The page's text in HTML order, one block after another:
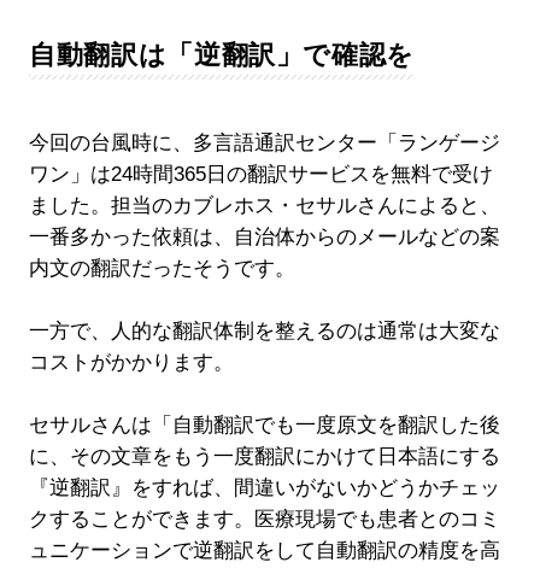
自動翻訳は「逆翻訳」で確認を
今回の台風時に、多言語通訳センター「ランゲージ
ワン」は24時間365日の翻訳サービスを無料で受け
ました。担当のカブレホス・セサルさんによると、
一番多かった依頼は、自治体からのメールなどの案
内文の翻訳だったそうです。
一方で、人的な翻訳体制を整えるのは通常は大変な
コストがかかります。
セサルさんは「自動翻訳でも一度原文を翻訳した後
に、その文章をもう一度翻訳にかけて日本語にする
『逆翻訳』をすれば、間違いがないかどうかチェッ
クすることができます。医療現場でも患者とのコミ
ュニケーションで逆翻訳をして自動翻訳の精度を高